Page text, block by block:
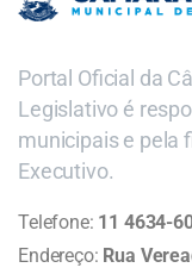
Portal Oficial da
Legislativo é
municipais e pela
Executivo.
Telefone: 11 4634-
Endereço: Rua